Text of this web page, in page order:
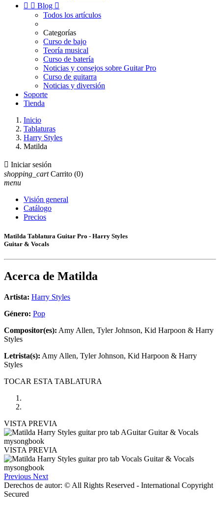
  Blog 
Todos los artículos
Categorías
Curso de bajo
Teoría musical
Curso de batería
Noticias y consejos sobre Guitar Pro
Curso de guitarra
Noticias y diversión
Soporte
Tienda
Inicio
Tablaturas
Harry Styles
Matilda
 Iniciar sesión
shopping_cart Carrito (0)
menu
Visión general
Catálogo
Precios
Matilda Tablatura Guitar Pro - Harry Styles
Guitar & Vocals
Acerca de Matilda
Artista: Harry Styles
Género: Pop
Compositor(es): Amy Allen, Tyler Johnson, Kid Harpoon & Harry
Styles
Letrista(s): Amy Allen, Tyler Johnson, Kid Harpoon & Harry
Styles
TOCAR ESTA TABLATURA
VISTA PREVIA
VISTA PREVIA
Previous Next
Derechos de autor: © All Rights Reserved - International Copyright
Secured